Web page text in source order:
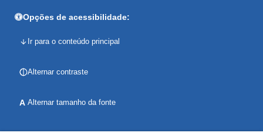
Opções de acessibilidade:
Ir para o conteúdo principal
Alternar contraste
A Alternar tamanho da fonte